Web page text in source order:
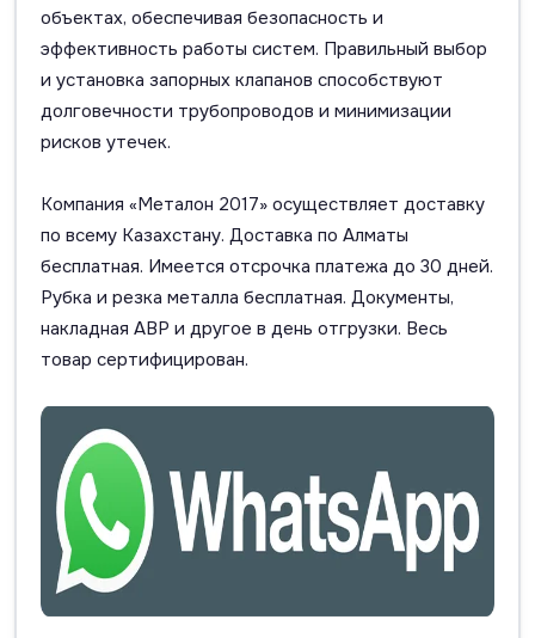
объектах, обеспечивая безопасность и
эффективность работы систем. Правильный выбор
и установка запорных клапанов способствуют
долговечности трубопроводов и минимизации
рисков утечек.
Компания «Металон 2017» осуществляет доставку
по всему Казахстану. Доставка по Алматы
бесплатная. Имеется отсрочка платежа до 30 дней.
Рубка и резка металла бесплатная. Документы,
накладная АВР и другое в день отгрузки. Весь
товар сертифицирован.